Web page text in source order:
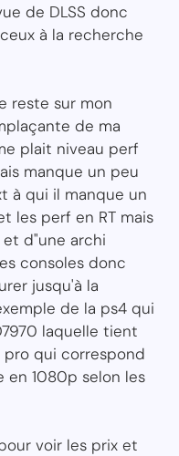
de DLSS donc
à la recherche
reste sur mon
de ma
plait niveau perf
manque un peu
à qui il manque un
les perf en RT mais
d"une archi
consoles donc
jusqu'à la
de la ps4 qui
laquelle tient
qui correspond
en 1080p selon les
voir les prix et